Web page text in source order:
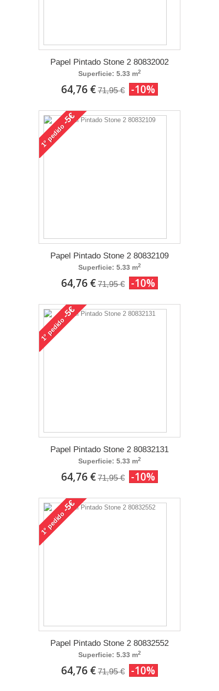
Papel Pintado Stone 2 80832002
Superficie: 5.33 m2
64,76 € 71,95 € -10%
1°
pedido
-5€
Papel Pintado Stone 2 80832109
Superficie: 5.33 m2
64,76 € 71,95 € -10%
1°
pedido
-5€
Papel Pintado Stone 2 80832131
Superficie: 5.33 m2
64,76 € 71,95 € -10%
1°
pedido
-5€
Papel Pintado Stone 2 80832552
Superficie: 5.33 m2
64,76 € 71,95 € -10%